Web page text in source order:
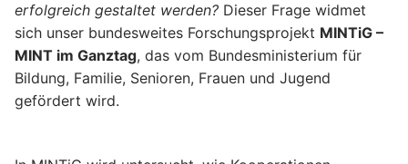
erfolgreich gestaltet werden? Dieser Frage widmet
sich unser bundesweites Forschungsprojekt MINTiG –
MINT im Ganztag, das vom Bundesministerium für
Bildung, Familie, Senioren, Frauen und Jugend
gefördert wird.